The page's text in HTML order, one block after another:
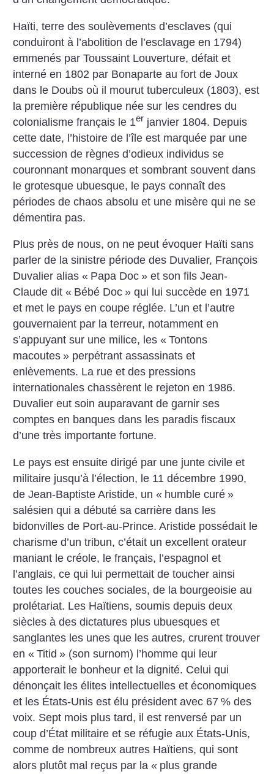
Haïti, terre des soulèvements d’esclaves (qui
conduiront à l’abolition de l’esclavage en 1794)
emmenés par Toussaint Louverture, défait et
interné en 1802 par Bonaparte au fort de Joux
dans le Doubs où il mourut tuberculeux (1803), est
la première république née sur les cendres du
colonialisme français le 1er janvier 1804. Depuis
cette date, l’histoire de l’île est marquée par une
succession de règnes d’odieux individus se
couronnant monarques et sombrant souvent dans
le grotesque ubuesque, le pays connaît des
périodes de chaos absolu et une misère qui ne se
démentira pas.
Plus près de nous, on ne peut évoquer Haïti sans
parler de la sinistre période des Duvalier, François
Duvalier alias « Papa Doc » et son fils Jean-
Claude dit « Bébé Doc » qui lui succède en 1971
et met le pays en coupe réglée. L’un et l’autre
gouvernaient par la terreur, notamment en
s’appuyant sur une milice, les « Tontons
macoutes » perpétrant assassinats et
enlèvements. La rue et des pressions
internationales chassèrent le rejeton en 1986.
Duvalier eut soin auparavant de garnir ses
comptes en banques dans les paradis fiscaux
d’une très importante fortune.
Le pays est ensuite dirigé par une junte civile et
militaire jusqu’à l’élection, le 11 décembre 1990,
de Jean-Baptiste Aristide, un « humble curé »
salésien qui a débuté sa carrière dans les
bidonvilles de Port-au-Prince. Aristide possédait le
charisme d’un tribun, c’était un excellent orateur
maniant le créole, le français, l’espagnol et
l’anglais, ce qui lui permettait de toucher ainsi
toutes les couches sociales, de la bourgeoisie au
prolétariat. Les Haïtiens, soumis depuis deux
siècles à des dictatures plus ubuesques et
sanglantes les unes que les autres, crurent trouver
en « Titid » (son surnom) l’homme qui leur
apporterait le bonheur et la dignité. Celui qui
dénonçait les élites intellectuelles et économiques
et les États-Unis est élu président avec 67 % des
voix. Sept mois plus tard, il est renversé par un
coup d’État militaire et se réfugie aux États-Unis,
comme de nombreux autres Haïtiens, qui sont
alors plutôt mal reçus par la « plus grande